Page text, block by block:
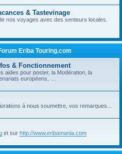
& Tastevinage
nos voyages avec des senteurs locales.
Eriba Touring.com
& Fonctionnement
aides pour poster, la Modération, la
européens, …
à nous soumettre, vos remarques...
et sur http://www.eribamania.com